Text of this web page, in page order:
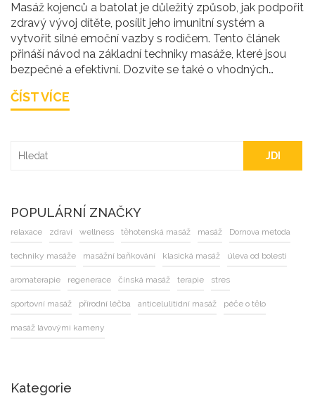
Masáž kojenců a batolat je důležitý způsob, jak podpořit
zdravý vývoj dítěte, posílit jeho imunitní systém a
vytvořit silné emoční vazby s rodičem. Tento článek
přináší návod na základní techniky masáže, které jsou
bezpečné a efektivní. Dozvíte se také o vhodných
pomohou i začátečníkům získat sebedůvěru a
ČÍST VÍCE
JDI
POPULÁRNÍ ZNAČKY
relaxace zdraví wellness těhotenská masáž masáž Dornova metoda
techniky masáže masážní baňkování klasická masáž úleva od bolesti
aromaterapie regenerace čínská masáž terapie stres
sportovní masáž přírodní léčba anticelulitidní masáž péče o tělo
masáž lávovými kameny
Kategorie